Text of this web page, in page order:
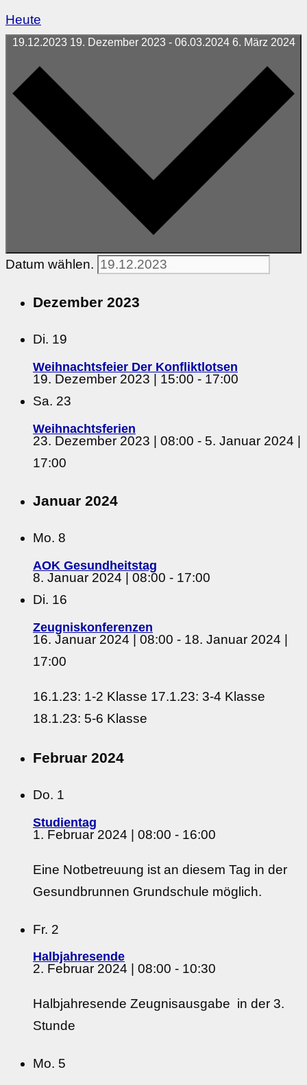
Heute
19.12.2023 19. Dezember 2023 - 06.03.2024 6. März 2024
Datum wählen.
Dezember 2023
Di. 19
Weihnachtsfeier Der Konfliktlotsen
19. Dezember 2023 | 15:00 - 17:00
Sa. 23
Weihnachtsferien
23. Dezember 2023 | 08:00 - 5. Januar 2024 |
17:00
Januar 2024
Mo. 8
AOK Gesundheitstag
8. Januar 2024 | 08:00 - 17:00
Di. 16
Zeugniskonferenzen
16. Januar 2024 | 08:00 - 18. Januar 2024 |
17:00
16.1.23: 1-2 Klasse 17.1.23: 3-4 Klasse
18.1.23: 5-6 Klasse
Februar 2024
Do. 1
Studientag
1. Februar 2024 | 08:00 - 16:00
Eine Notbetreuung ist an diesem Tag in der
Gesundbrunnen Grundschule möglich.
Fr. 2
Halbjahresende
2. Februar 2024 | 08:00 - 10:30
Halbjahresende Zeugnisausgabe in der 3.
Stunde
Mo. 5